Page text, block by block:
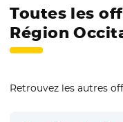
Toutes les
Région
Retrouvez les autres